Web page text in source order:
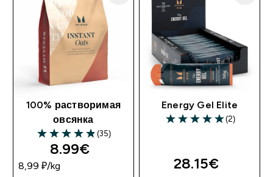
100% растворимая
овсянка
(35)
8.99€‎
8,99 ₽‎/kg
Energy Gel Elite
(2)
28.15€‎